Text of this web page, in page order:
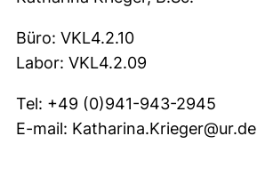
Büro: VKL4.2.10
Labor: VKL4.2.09
Tel: +49 (0)941-943-2945
E-mail: Katharina.Krieger@ur.de